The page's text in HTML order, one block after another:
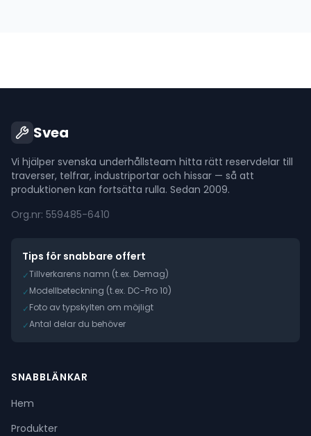
Svea
Vi hjälper svenska underhållsteam hitta rätt reservdelar till
traverser, telfrar, industriportar och hissar — så att
produktionen kan fortsätta rulla. Sedan 2009.
Org.nr: 559485-6410
Tips för snabbare offert
✓Tillverkarens namn (t.ex. Demag)
✓Modellbeteckning (t.ex. DC-Pro 10)
✓Foto av typskylten om möjligt
✓Antal delar du behöver
SNABBLÄNKAR
Hem
Produkter